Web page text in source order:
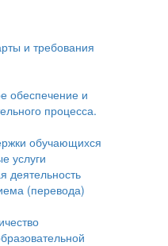
и требования
обеспечение и
процесса.
обучающихся
услуги
деятельность
(перевода)